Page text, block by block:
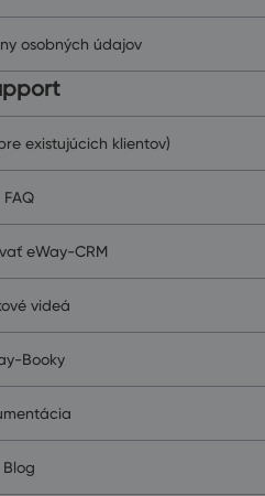
osobných údajov
existujúcich klientov)
FAQ
eWay-CRM
videá
Booky
Blog